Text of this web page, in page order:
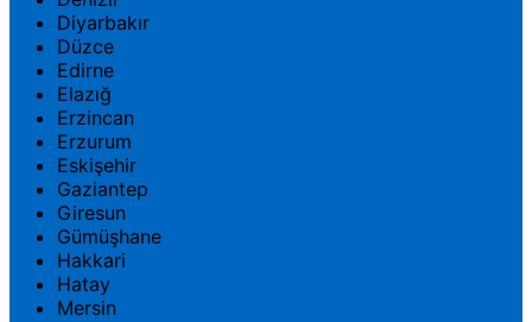
Diyarbakır
Düzce
Edirne
Elazığ
Erzincan
Erzurum
Eskişehir
Gaziantep
Giresun
Gümüşhane
Hakkari
Hatay
Mersin